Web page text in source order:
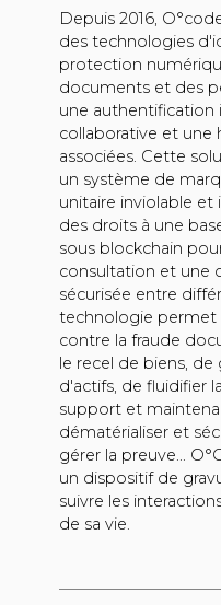
Depuis 2016,
des technologies
protection
documents et des
une authentification
collaborative et une
associées. Cette
un système de
unitaire inviolable et
des droits à une
sous blockchain
consultation et une
sécurisée entre
technologie permet
contre la fraude
le recel de biens,
d'actifs, de fluidifier
support et
dématérialiser et
gérer la preuve...
un dispositif de
suivre les
de sa vie.